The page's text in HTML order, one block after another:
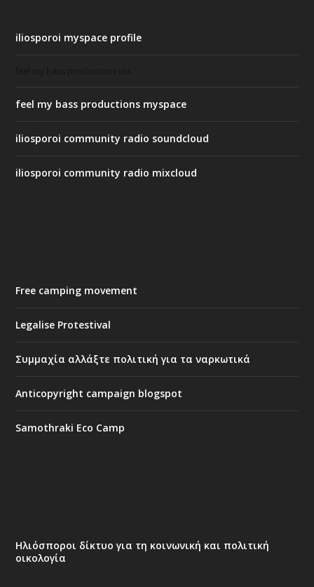
iliosporoi myspace profile
feel my bass productions myspace
iliosporoi community radio soundcloud
iliosporoi community radio mixcloud
Free camping movement
Legalise Protestival
Συμμαχία αλλάξτε πολιτική για τα ναρκωτικά
Anticopyright campaign blogspot
Samothraki Eco Camp
Ηλιόσποροι δίκτυο για τη κοινωνική και πολιτική
οικολογία